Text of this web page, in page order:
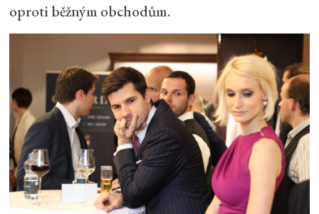
oproti běžným obchodům.